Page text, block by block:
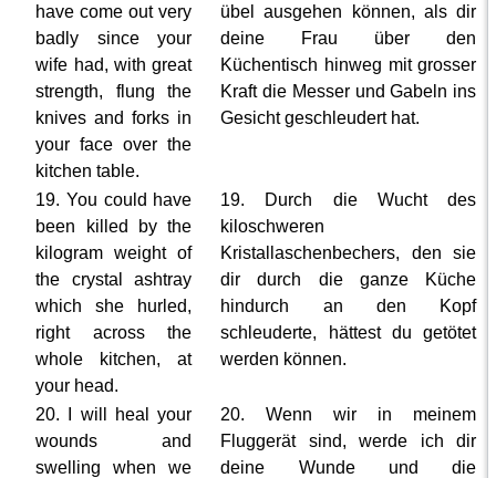
have come out very
badly since your
wife had, with great
strength, flung the
knives and forks in
your face over the
kitchen table.
übel ausgehen können, als dir
deine Frau über den
Küchentisch hinweg mit grosser
Kraft die Messer und Gabeln ins
Gesicht geschleudert hat.
19. You could have
been killed by the
kilogram weight of
the crystal ashtray
which she hurled,
right across the
whole kitchen, at
your head.
19. Durch die Wucht des
kiloschweren
Kristallaschenbechers, den sie
dir durch die ganze Küche
hindurch an den Kopf
schleuderte, hättest du getötet
werden können.
20. I will heal your
wounds and
swelling when we
20. Wenn wir in meinem
Fluggerät sind, werde ich dir
deine Wunde und die